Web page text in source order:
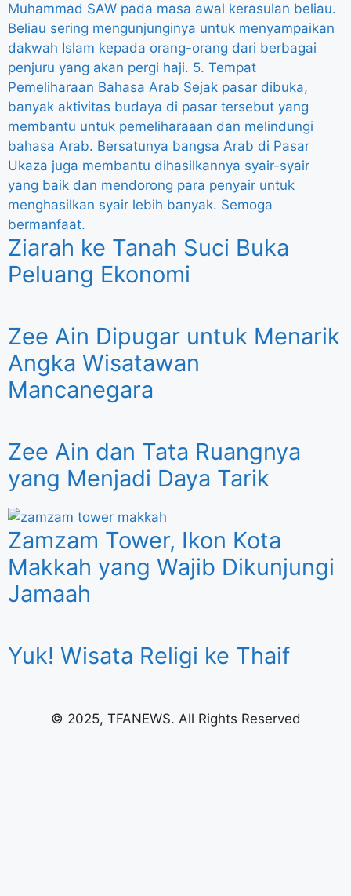
Ziarah ke Tanah Suci Buka
Peluang Ekonomi
Zee Ain Dipugar untuk Menarik
Angka Wisatawan
Mancanegara
Zee Ain dan Tata Ruangnya
yang Menjadi Daya Tarik
Zamzam Tower, Ikon Kota
Makkah yang Wajib Dikunjungi
Jamaah
Yuk! Wisata Religi ke Thaif
© 2025, TFANEWS. All Rights Reserved